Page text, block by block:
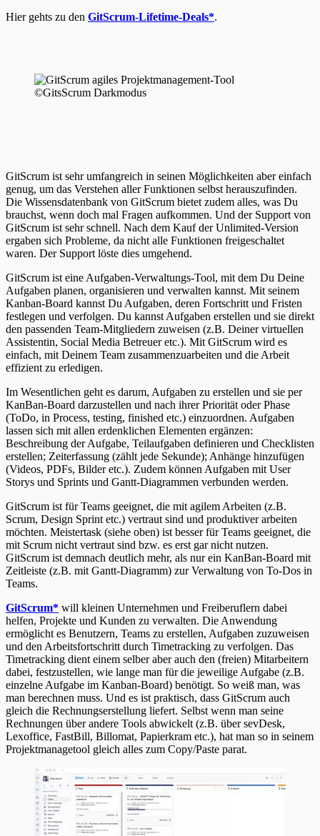
Hier gehts zu den GitScrum-Lifetime-Deals*.
©GitsScrum Darkmodus
GitScrum ist sehr umfangreich in seinen Möglichkeiten aber einfach
genug, um das Verstehen aller Funktionen selbst herauszufinden.
Die Wissensdatenbank von GitScrum bietet zudem alles, was Du
brauchst, wenn doch mal Fragen aufkommen. Und der Support von
GitScrum ist sehr schnell. Nach dem Kauf der Unlimited-Version
ergaben sich Probleme, da nicht alle Funktionen freigeschaltet
waren. Der Support löste dies umgehend.
GitScrum ist eine Aufgaben-Verwaltungs-Tool, mit dem Du Deine
Aufgaben planen, organisieren und verwalten kannst. Mit seinem
Kanban-Board kannst Du Aufgaben, deren Fortschritt und Fristen
festlegen und verfolgen. Du kannst Aufgaben erstellen und sie direkt
den passenden Team-Mitgliedern zuweisen (z.B. Deiner virtuellen
Assistentin, Social Media Betreuer etc.). Mit GitScrum wird es
einfach, mit Deinem Team zusammenzuarbeiten und die Arbeit
effizient zu erledigen.
Im Wesentlichen geht es darum, Aufgaben zu erstellen und sie per
KanBan-Board darzustellen und nach ihrer Priorität oder Phase
(ToDo, in Process, testing, finished etc.) einzuordnen. Aufgaben
lassen sich mit allen erdenklichen Elementen ergänzen:
Beschreibung der Aufgabe, Teilaufgaben definieren und Checklisten
erstellen; Zeiterfassung (zählt jede Sekunde); Anhänge hinzufügen
(Videos, PDFs, Bilder etc.). Zudem können Aufgaben mit User
Storys und Sprints und Gantt-Diagrammen verbunden werden.
GitScrum ist für Teams geeignet, die mit agilem Arbeiten (z.B.
Scrum, Design Sprint etc.) vertraut sind und produktiver arbeiten
möchten. Meistertask (siehe oben) ist besser für Teams geeignet, die
mit Scrum nicht vertraut sind bzw. es erst gar nicht nutzen.
GitScrum ist demnach deutlich mehr, als nur ein KanBan-Board mit
Zeitleiste (z.B. mit Gantt-Diagramm) zur Verwaltung von To-Dos in
Teams.
GitScrum* will kleinen Unternehmen und Freiberuflern dabei
helfen, Projekte und Kunden zu verwalten. Die Anwendung
ermöglicht es Benutzern, Teams zu erstellen, Aufgaben zuzuweisen
und den Arbeitsfortschritt durch Timetracking zu verfolgen. Das
Timetracking dient einem selber aber auch den (freien) Mitarbeitern
dabei, festzustellen, wie lange man für die jeweilige Aufgabe (z.B.
einzelne Aufgabe im Kanban-Board) benötigt. So weiß man, was
man berechnen muss. Und es ist praktisch, dass GitScrum auch
gleich die Rechnungserstellung liefert. Selbst wenn man seine
Rechnungen über andere Tools abwickelt (z.B. über sevDesk,
Lexoffice, FastBill, Billomat, Papierkram etc.), hat man so in seinem
Projektmanagetool gleich alles zum Copy/Paste parat.